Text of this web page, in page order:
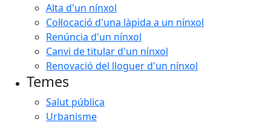
Alta d'un nínxol
Col·locació d'una làpida a un nínxol
Renúncia d'un nínxol
Canvi de titular d'un nínxol
Renovació del lloguer d'un nínxol
Temes
Salut pública
Urbanisme